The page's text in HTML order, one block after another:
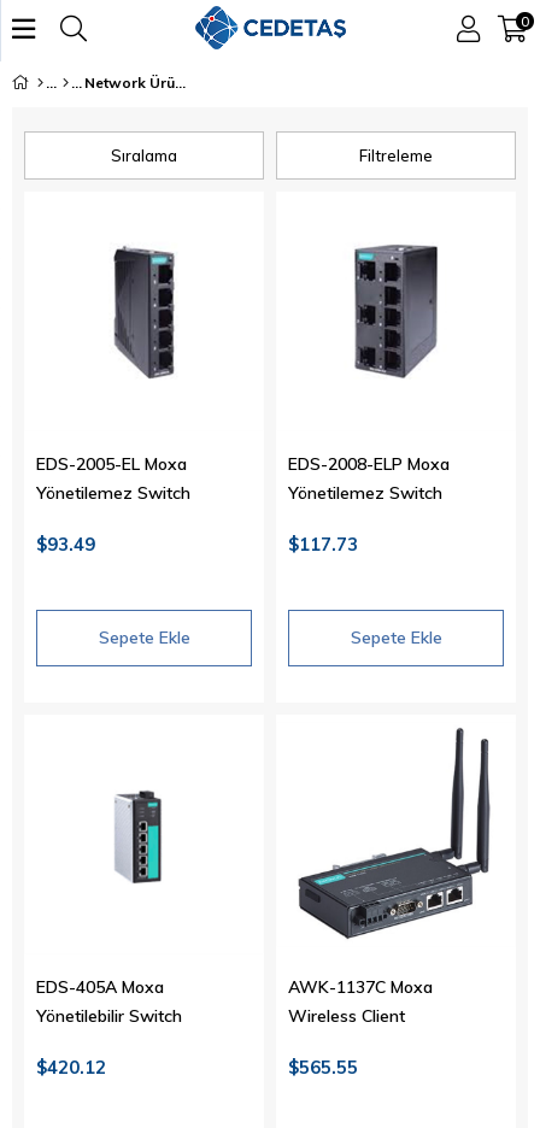
0
Network Ürünler
Filtreleme
Sıralama
EDS-2005-EL Moxa
Yönetilemez Switch
$93.49
Sepete Ekle
EDS-2008-ELP Moxa
Yönetilemez Switch
$117.73
Sepete Ekle
EDS-405A Moxa
Yönetilebilir Switch
$420.12
AWK-1137C Moxa
Wireless Client
$565.55